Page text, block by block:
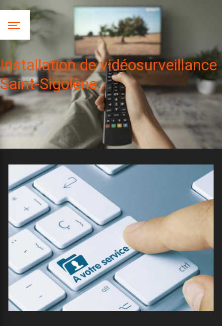
Panneau de gestion des cookies
Installation de vidéosurveillance
Saint-Sigolène